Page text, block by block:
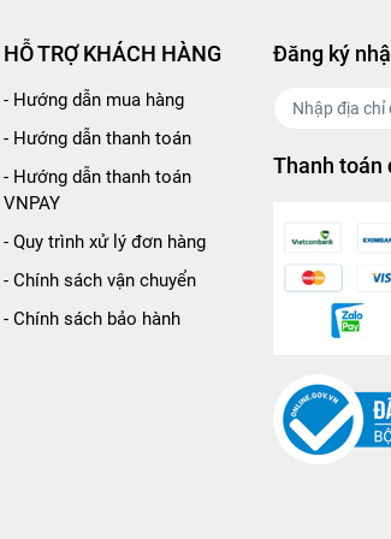
HỖ TRỢ KHÁCH HÀNG
- Hướng dẫn mua hàng
- Hướng dẫn thanh toán
- Hướng dẫn thanh toán
VNPAY
- Quy trình xử lý đơn hàng
- Chính sách vận chuyển
- Chính sách bảo hành
Đăng ký
Thanh toán